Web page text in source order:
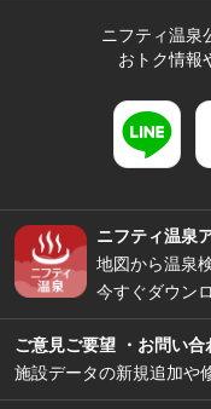
ニフティ温泉
おトク情報
ニフティ温泉
地図から温泉
今すぐダウン
ご意見ご要望 ・お問い合
施設データの新規追加や